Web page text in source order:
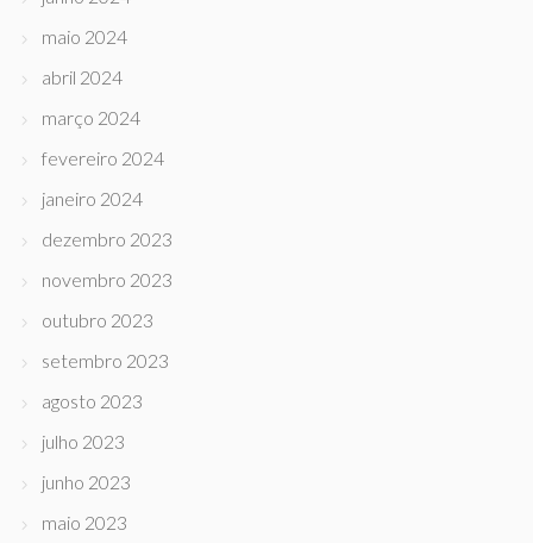
maio 2024
abril 2024
março 2024
fevereiro 2024
janeiro 2024
dezembro 2023
novembro 2023
outubro 2023
setembro 2023
agosto 2023
julho 2023
junho 2023
maio 2023